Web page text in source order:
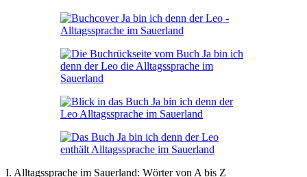
I. Alltagssprache im Sauerland: Wörter von A bis Z